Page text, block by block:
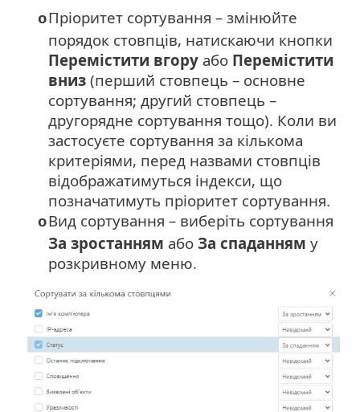
oПріоритет сортування – змінюйте
порядок стовпців, натискаючи кнопки
Перемістити вгору або Перемістити
вниз (перший стовпець – основне
сортування; другий стовпець –
другорядне сортування тощо). Коли ви
застосуєте сортування за кількома
критеріями, перед назвами стовпців
відображатимуться індекси, що
позначатимуть пріоритет сортування.
oВид сортування – виберіть сортування
За зростанням або За спаданням у
розкривному меню.